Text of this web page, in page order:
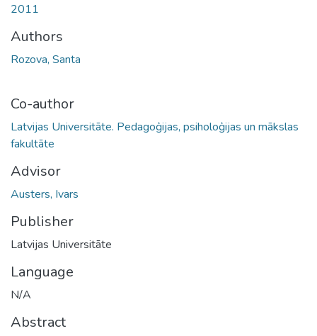
2011
Authors
Rozova, Santa
Co-author
Latvijas Universitāte. Pedagoģijas, psiholoģijas un mākslas
fakultāte
Advisor
Austers, Ivars
Publisher
Latvijas Universitāte
Language
N/A
Abstract